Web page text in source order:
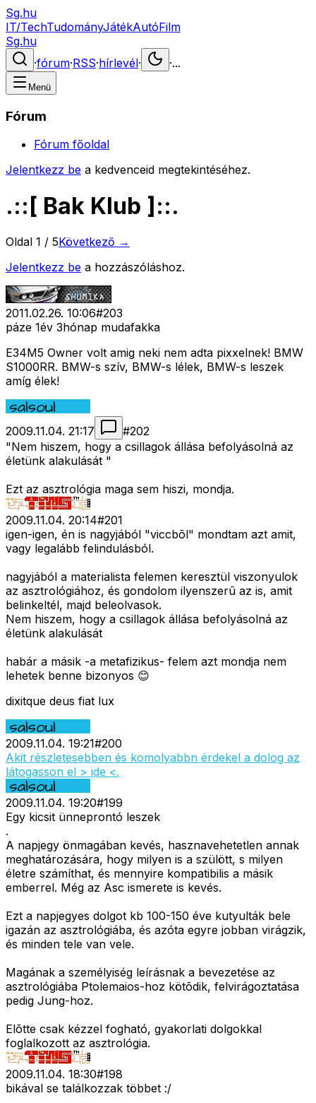
Sg.hu
IT/TechTudományJátékAutóFilm
Sg.hu
·fórum·RSS·hírlevél· ·...
Menü
Fórum
Fórum főoldal
Jelentkezz be a kedvenceid megtekintéséhez.
.::[ Bak Klub ]::.
Oldal 1 / 5Következő →
Jelentkezz be a hozzászóláshoz.
2011.02.26. 10:06#203
páze 1év 3hónap mudafakka
E34M5 Owner volt amig neki nem adta pixxelnek! BMW
S1000RR. BMW-s szív, BMW-s lélek, BMW-s leszek
amíg élek!
2009.11.04. 21:17 #202
"Nem hiszem, hogy a csillagok állása befolyásolná az
életünk alakulását "
Ezt az asztrológia maga sem hiszi, mondja.
2009.11.04. 20:14#201
igen-igen, én is nagyjából "viccbõl" mondtam azt amit,
vagy legalább felindulásból.
nagyjából a materialista felemen keresztül viszonyulok
az asztrológiához, és gondolom ilyenszerû az is, amit
belinkeltél, majd beleolvasok.
Nem hiszem, hogy a csillagok állása befolyásolná az
életünk alakulását
habár a másik -a metafizikus- felem azt mondja nem
lehetek benne bizonyos 😊
dixitque deus fiat lux
2009.11.04. 19:21#200
Akit részletesebben és komolyabbn érdekel a dolog az
látogasson el > ide <.
2009.11.04. 19:20#199
Egy kicsit ünneprontó leszek
.
A napjegy önmagában kevés, hasznavehetetlen annak
meghatározására, hogy milyen is a szülött, s milyen
életre számíthat, és mennyire kompatibilis a másik
emberrel. Még az Asc ismerete is kevés.
Ezt a napjegyes dolgot kb 100-150 éve kutyulták bele
igazán az asztrológiába, és azóta egyre jobban virágzik,
és minden tele van vele.
Magának a személyiség leírásnak a bevezetése az
asztrológiába Ptolemaios-hoz kötõdik, felvirágoztatása
pedig Jung-hoz.
Elõtte csak kézzel fogható, gyakorlati dolgokkal
foglalkozott az asztrológia.
2009.11.04. 18:30#198
bikával se találkozzak többet :/